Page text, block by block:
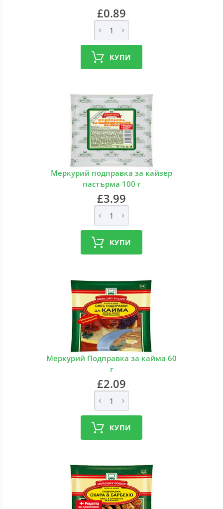
£0.89
КУПИ
Меркурий подправка за кайзер
пастърма 100 г
£3.99
КУПИ
Меркурий Подправка за кайма 60
г
£2.09
КУПИ